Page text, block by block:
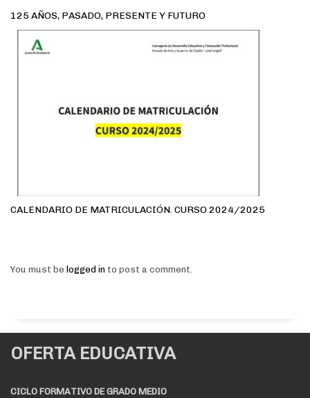
125 AÑOS, PASADO, PRESENTE Y FUTURO
CALENDARIO DE MATRICULACIÓN. CURSO 2024/2025
You must be logged in to post a comment.
OFERTA EDUCATIVA
CICLO FORMATIVO DE GRADO MEDIO